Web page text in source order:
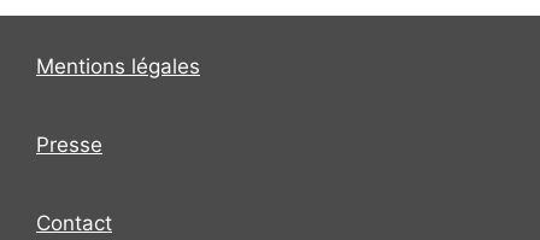
Mentions légales
Presse
Contact